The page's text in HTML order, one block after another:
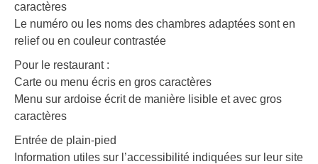
caractères
Le numéro ou les noms des chambres adaptées sont en
relief ou en couleur contrastée
Pour le restaurant :
Carte ou menu écris en gros caractères
Menu sur ardoise écrit de manière lisible et avec gros
caractères
Entrée de plain-pied
Information utiles sur l’accessibilité indiquées sur leur site